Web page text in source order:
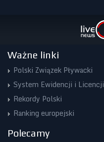
Ważne linki
Polski Związek Pływacki
System Ewidencji i Licencji
Rekordy Polski
Ranking europejski
Polecamy